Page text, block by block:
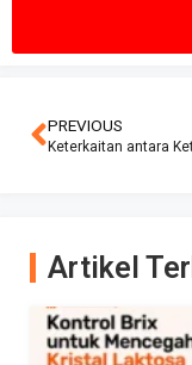
PREVIOUS
Artikel